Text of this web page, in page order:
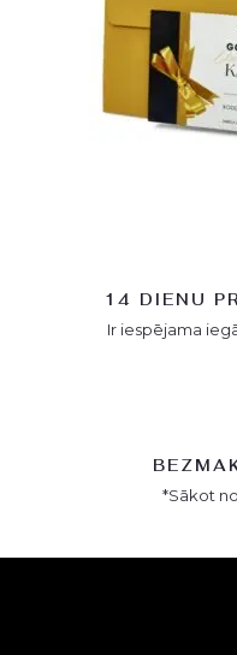
14 DIENU
Ir iespējama
*Sākot